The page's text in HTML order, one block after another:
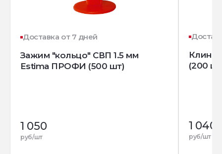
Доставка от 7 дней
Зажим "кольцо" СВП 1.5 мм
Estima ПРОФИ (500 шт)
1 050
руб/шт
Клин
(200
1 040
руб/шт